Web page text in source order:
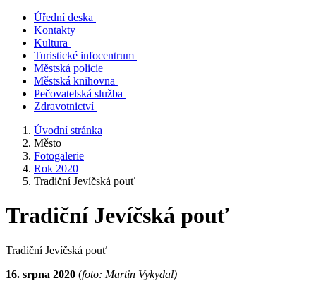
Úřední deska
Kontakty
Kultura
Turistické infocentrum
Městská policie
Městská knihovna
Pečovatelská služba
Zdravotnictví
Úvodní stránka
Město
Fotogalerie
Rok 2020
Tradiční Jevíčská pouť
Tradiční Jevíčská pouť
Tradiční Jevíčská pouť
16. srpna 2020 (foto: Martin Vykydal)